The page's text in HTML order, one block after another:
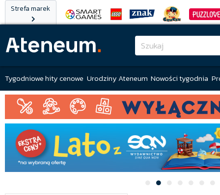
Strefa marek
Tygodniowe hity cenowe Urodziny Ateneum Nowości tygodnia